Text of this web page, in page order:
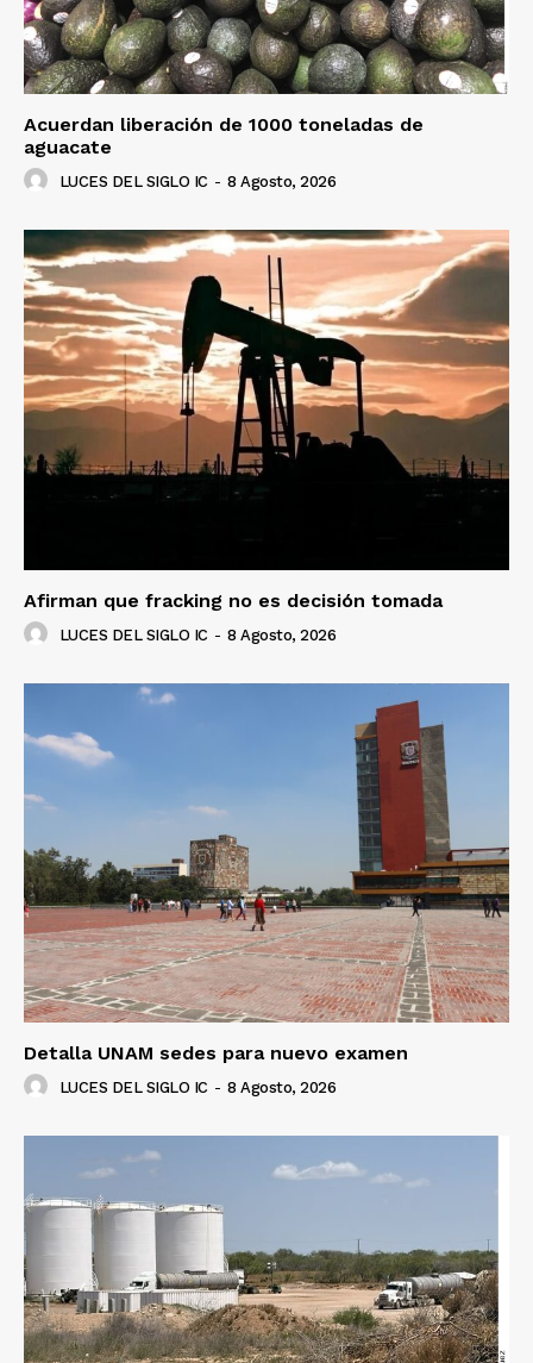
Acuerdan liberación de 1000 toneladas de
aguacate
LUCES DEL SIGLO IC - 8 Agosto, 2026
Afirman que fracking no es decisión tomada
LUCES DEL SIGLO IC - 8 Agosto, 2026
Detalla UNAM sedes para nuevo examen
LUCES DEL SIGLO IC - 8 Agosto, 2026